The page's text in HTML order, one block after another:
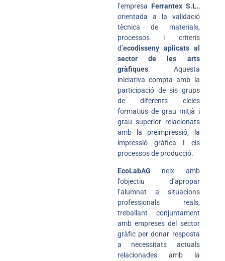
l’empresa Ferrantex S.L.,
orientada a la validació
tècnica de materials,
processos i criteris
d’ecodisseny aplicats al
sector de les arts
gràfiques. Aquesta
iniciativa compta amb la
participació de sis grups
de diferents cicles
formatius de grau mitjà i
grau superior relacionats
amb la preimpressió, la
impressió gràfica i els
processos de producció.
EcoLabAG neix amb
l’objectiu d’apropar
l’alumnat a situacions
professionals reals,
treballant conjuntament
amb empreses del sector
gràfic per donar resposta
a necessitats actuals
relacionades amb la